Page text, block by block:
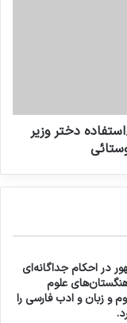
دختر وزیر
در احکام جداگانه‌ای
علوم
و زبان و ادب فارسی را